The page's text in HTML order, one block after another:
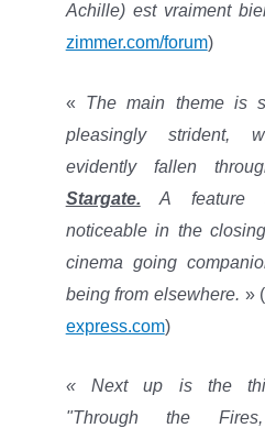
Achille) est vraiment
zimmer.com/forum)
« The main theme is
pleasingly strident,
evidently fallen
Stargate. A feature
noticeable in the
cinema going
being from elsewhere. »
express.com)
« Next up is the
"Through the